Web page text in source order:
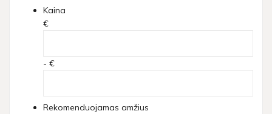
Kaina
€
- €
Rekomenduojamas amžius